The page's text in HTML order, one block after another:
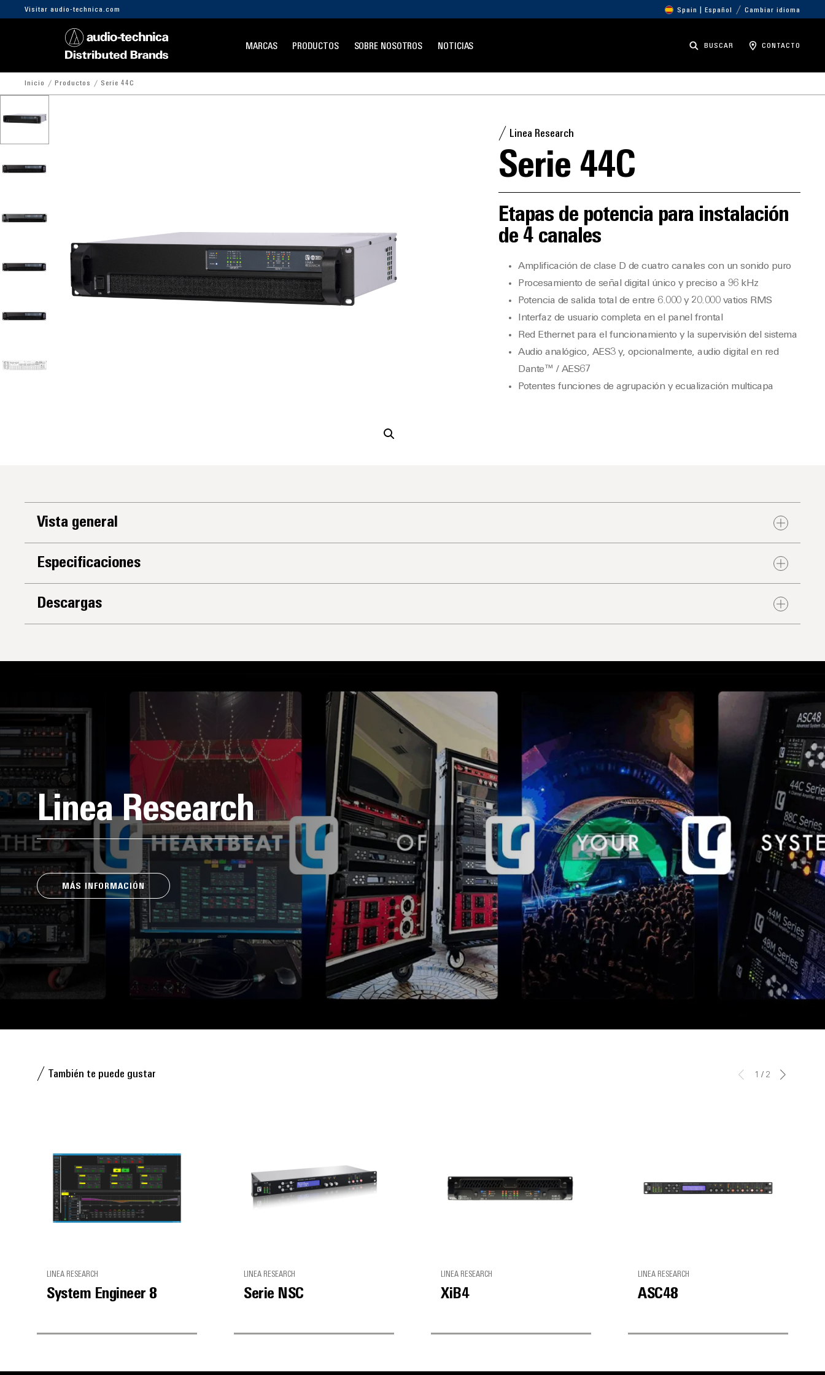
Visitar audio-technica.com Spain | Español Cambiar idioma
MARCAS PRODUCTOS SOBRE NOSOTROS NOTICIAS BUSCAR CONTACTO
Inicio Productos Serie 44C
Linea Research
Serie 44C
Etapas de potencia para instalación
de 4 canales
Amplificación de clase D de cuatro canales con un sonido puro
Procesamiento de señal digital único y preciso a 96 kHz
Potencia de salida total de entre 6.000 y 20.000 vatios RMS
Interfaz de usuario completa en el panel frontal
Red Ethernet para el funcionamiento y la supervisión del sistema
Audio analógico, AES3 y, opcionalmente, audio digital en red
Dante™ / AES67
Potentes funciones de agrupación y ecualización multicapa
Vista general
Especificaciones
Descargas
Linea Research
MÁS INFORMACIÓN
También te puede gustar
LINEA RESEARCH
System Engineer 8
LINEA RESEARCH
Serie NSC
LINEA RESEARCH
XiB4
LINEA RESEARCH
ASC48
1 / 2